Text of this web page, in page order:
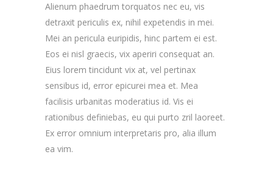
Alienum phaedrum torquatos nec eu, vis
detraxit periculis ex, nihil expetendis in mei.
Mei an pericula euripidis, hinc partem ei est.
Eos ei nisl graecis, vix aperiri consequat an.
Eius lorem tincidunt vix at, vel pertinax
sensibus id, error epicurei mea et. Mea
facilisis urbanitas moderatius id. Vis ei
rationibus definiebas, eu qui purto zril laoreet.
Ex error omnium interpretaris pro, alia illum
ea vim.